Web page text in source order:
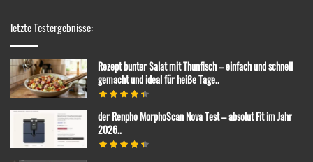
letzte Testergebnisse:
Rezept bunter Salat mit Thunfisch – einfach und schnell
gemacht und ideal für heiße Tage..
der Renpho MorphoScan Nova Test – absolut Fit im Jahr
2026..